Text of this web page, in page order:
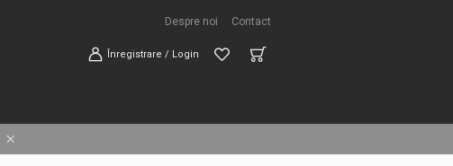
Despre noi Contact
Înregistrare / Login